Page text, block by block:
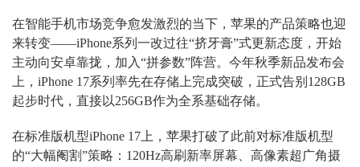
在智能手机市场竞争愈发激烈的当下，苹果的产品策略也迎
来转变——iPhone系列一改过往“挤牙膏”式更新态度，开始
主动向安卓靠拢，加入“拼参数”阵营。今年秋季新品发布会
上，iPhone 17系列率先在存储上完成突破，正式告别128GB
起步时代，直接以256GB作为全系基础存储。
在标准版机型iPhone 17上，苹果打破了此前对标准版机型
的“大幅阉割”策略：120Hz高刷新率屏幕、高像素超广角摄